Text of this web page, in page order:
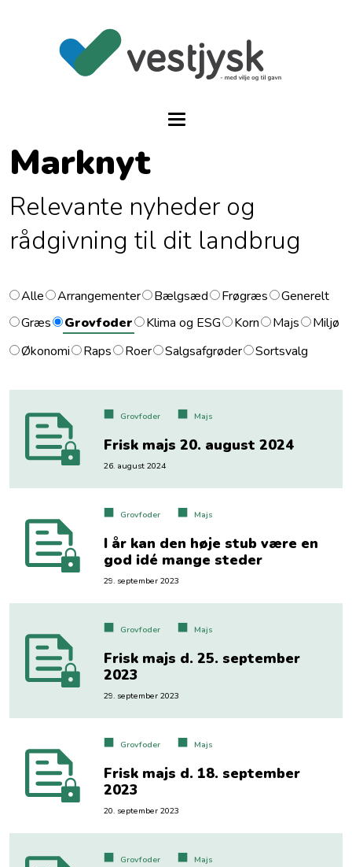
Marknyt
Relevante nyheder og
rådgivning til dit landbrug
Alle Arrangementer Bælgsæd Frøgræs
Generelt
Græs
Grovfoder Klima og ESG Korn Majs
Miljø
Økonomi
Raps Roer Salgsafgrøder Sortsvalg
Grovfoder Majs
Frisk majs 20. august 2024
26. august 2024
Grovfoder Majs
I år kan den høje stub være en
god idé mange steder
29. september 2023
Grovfoder Majs
Frisk majs d. 25. september
2023
29. september 2023
Grovfoder Majs
Frisk majs d. 18. september
2023
20. september 2023
Grovfoder Majs